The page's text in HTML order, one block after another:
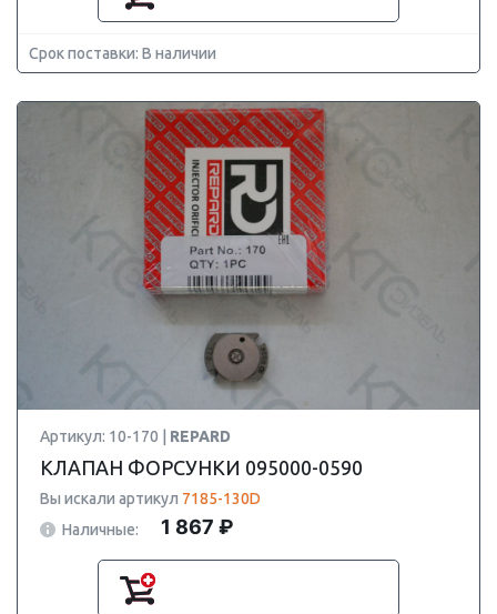
Срок поставки: В наличии
Артикул: 10-170 | REPARD
КЛАПАН ФОРСУНКИ 095000-0590
Вы искали артикул 7185-130D
Наличные:
1 867 ₽